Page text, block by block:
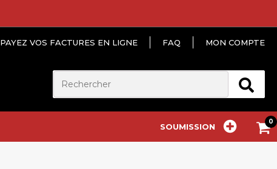
PAYEZ VOS FACTURES EN LIGNE FAQ MON COMPTE
SOUMISSION